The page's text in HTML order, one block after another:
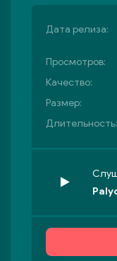
Дата релиза:
Просмотров:
Качество:
Размер:
Длительность: